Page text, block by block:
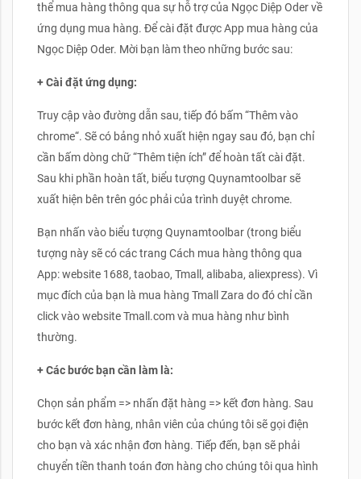
thể mua hàng thông qua sự hỗ trợ của Ngọc Diệp Oder về
ứng dụng mua hàng. Để cài đặt được App mua hàng của
Ngọc Diệp Oder. Mời bạn làm theo những bước sau:
+ Cài đặt ứng dụng:
Truy cập vào đường dẫn sau, tiếp đó bấm “Thêm vào
chrome“. Sẽ có bảng nhỏ xuất hiện ngay sau đó, bạn chỉ
cần bấm dòng chữ “Thêm tiện ích” để hoàn tất cài đặt.
Sau khi phần hoàn tất, biểu tượng Quynamtoolbar sẽ
xuất hiện bên trên góc phải của trình duyệt chrome.
Bạn nhấn vào biểu tượng Quynamtoolbar (trong biểu
tượng này sẽ có các trang Cách mua hàng thông qua
App: website 1688, taobao, Tmall, alibaba, aliexpress). Vì
mục đích của bạn là mua hàng Tmall Zara do đó chỉ cần
click vào website Tmall.com và mua hàng như bình
thường.
+ Các bước bạn cần làm là:
Chọn sản phẩm => nhấn đặt hàng => kết đơn hàng. Sau
bước kết đơn hàng, nhân viên của chúng tôi sẽ gọi điện
cho bạn và xác nhận đơn hàng. Tiếp đến, bạn sẽ phải
chuyển tiền thanh toán đơn hàng cho chúng tôi qua hình